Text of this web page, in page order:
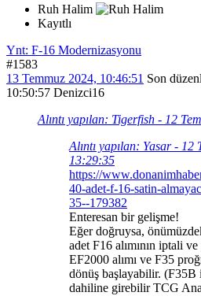
Ruh Halim
Kayıtlı
Ynt: F-16 Modernizasyonu
#1583
13 Temmuz 2024, 10:46:51 Son
10:50:57 Denizci16
Alıntı yapılan: Tigerfish - 12
Alıntı yapılan: Yasar - 12
13:29:35
https://
40-adet-f-16-satin-
35--179382
Enteresan bir gelişme!
Eğer doğruysa,
adet F16 alımının iptali
EF2000 alımı ve F35
dönüş başlayabilir. (F35B
dahiline girebilir TCG